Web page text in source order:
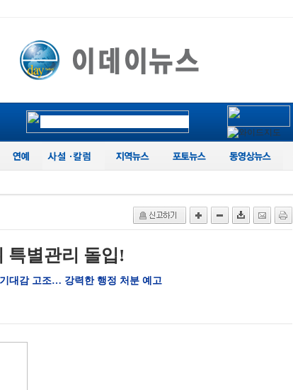
특별관리 돌입!
대감 고조… 강력한 행정 처분 예고